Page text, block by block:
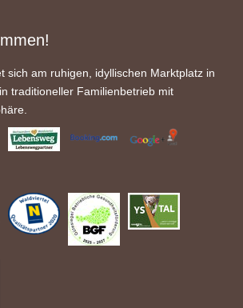
sich am ruhigen, idyllischen Marktplatz in
traditioneller Familienbetrieb mit